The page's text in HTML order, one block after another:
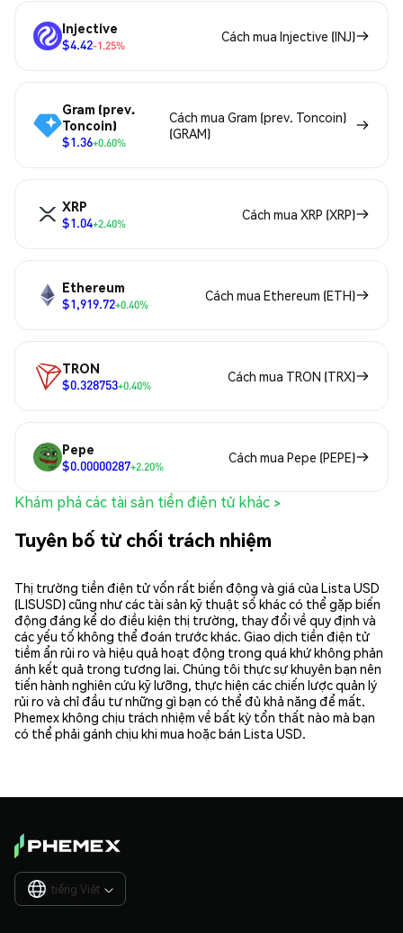
Injective
$4.42-1.25%
Cách mua Injective (INJ)
Gram (prev.
Toncoin)
$1.36+0.60%
Cách mua Gram (prev. Toncoin)
(GRAM)
XRP
$1.04+2.40%
Cách mua XRP (XRP)
Ethereum
$1,919.72+0.40%
Cách mua Ethereum (ETH)
TRON
$0.328753+0.40%
Cách mua TRON (TRX)
Pepe
$0.00000287+2.20%
Cách mua Pepe (PEPE)
Khám phá các tài sản tiền điện tử khác >
Tuyên bố từ chối trách nhiệm
Thị trường tiền điện tử vốn rất biến động và giá của Lista USD
(LISUSD) cũng như các tài sản kỹ thuật số khác có thể gặp biến
động đáng kể do điều kiện thị trường, thay đổi về quy định và
các yếu tố không thể đoán trước khác. Giao dịch tiền điện tử
tiềm ẩn rủi ro và hiệu quả hoạt động trong quá khứ không phản
ánh kết quả trong tương lai. Chúng tôi thực sự khuyên bạn nên
tiến hành nghiên cứu kỹ lưỡng, thực hiện các chiến lược quản lý
rủi ro và chỉ đầu tư những gì bạn có thể đủ khả năng để mất.
Phemex không chịu trách nhiệm về bất kỳ tổn thất nào mà bạn
có thể phải gánh chịu khi mua hoặc bán Lista USD.
tiếng Việt 